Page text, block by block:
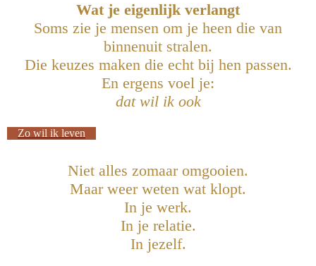
Wat je eigenlijk verlangt
Soms zie je mensen om je heen die van
binnenuit stralen.
Die keuzes maken die echt bij hen passen.
En ergens voel je:
dat wil ik ook
Zo wil ik leven
Niet alles zomaar omgooien.
Maar weer weten wat klopt.
In je werk.
In je relatie.
In jezelf.